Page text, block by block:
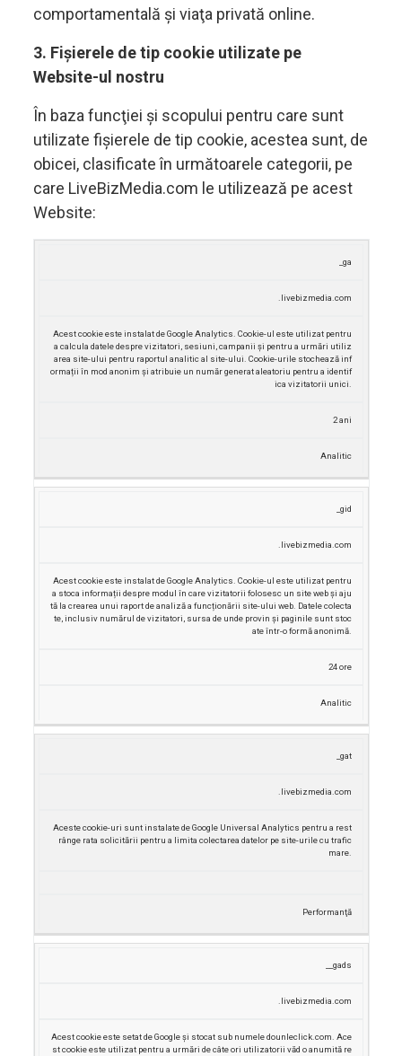
comportamentală și viaţa privată online.
3. Fișierele de tip cookie utilizate pe
Website-ul nostru
În baza funcţiei și scopului pentru care sunt
utilizate fișierele de tip cookie, acestea sunt, de
obicei, clasificate în următoarele categorii, pe
care LiveBizMedia.com le utilizează pe acest
Website:
O
I
E
N
I
U
E
R
E
R
A
T
Ă
T
I
P
_ga
.livebizmedia.com
Acest cookie este instalat de Google Analytics.Cookie-ul este utilizat pentru
a calcula datele despre vizitatori, sesiuni, campanii și pentru a urmări utiliz
area site-ului pentru raportul analitic al site-ului.Cookie-urile stochează inf
ormații în mod anonim și atribuie un număr generat aleatoriu pentru a identif
ica vizitatorii unici.
2 ani
Analitic
_gid
.livebizmedia.com
Acest cookie este instalat de Google Analytics.Cookie-ul este utilizat pentru
a stoca informații despre modul în care vizitatorii folosesc un site web și aju
tă la crearea unui raport de analiză a funcționării site-ului web. Datele colecta
te, inclusiv numărul de vizitatori, sursa de unde provin și paginile sunt stoc
ate într-o formă anonimă.
24 ore
Analitic
_gat
.livebizmedia.com
Aceste cookie-uri sunt instalate de Google Universal Analytics pentru a rest
rânge rata solicitării pentru a limita colectarea datelor pe site-urile cu trafic
mare.
Performanţă
__gads
.livebizmedia.com
Acest cookie este setat de Google și stocat sub numele dounleclick.com.Ace
st cookie este utilizat pentru a urmări de câte ori utilizatorii văd o anumită re